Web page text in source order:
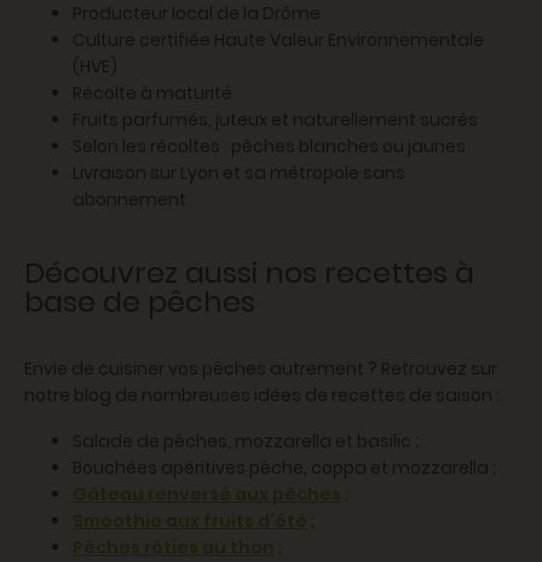
Producteur local de la Drôme
Culture certifiée Haute Valeur Environnementale
(HVE)
Récolte à maturité
Fruits parfumés, juteux et naturellement sucrés
Selon les récoltes : pêches blanches ou jaunes
Livraison sur Lyon et sa métropole sans
abonnement
Découvrez aussi nos recettes à
base de pêches
Envie de cuisiner vos pêches autrement ? Retrouvez sur
notre blog de nombreuses idées de recettes de saison :
Salade de pêches, mozzarella et basilic ;
Bouchées apéritives pêche, coppa et mozzarella ;
Gâteau renversé aux pêches ;
Smoothie aux fruits d'été ;
Pêches rôties au thon ;